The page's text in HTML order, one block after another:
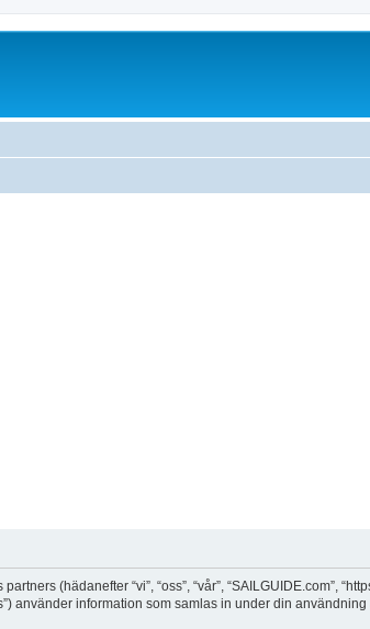
(hädanefter “vi”, “oss”, “vår”, “SAILGUIDE.com”,
använder information som samlas in under din